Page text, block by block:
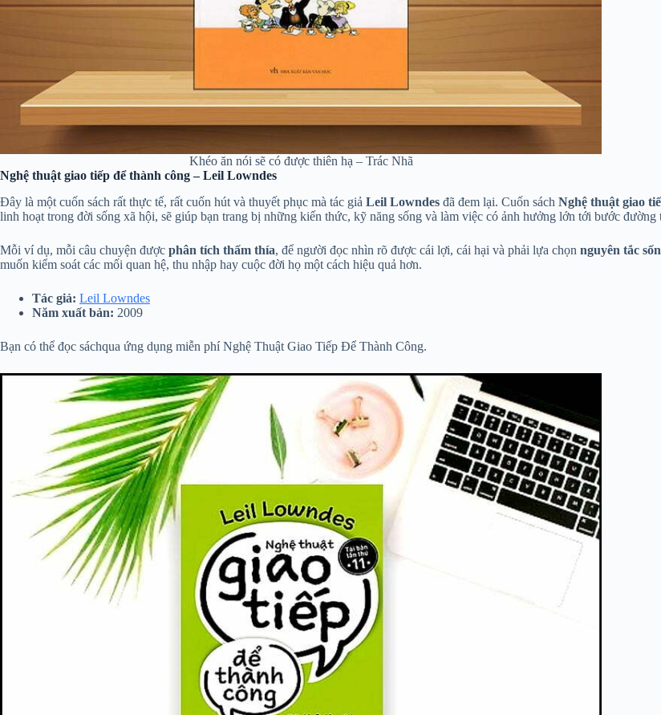
Khéo ăn nói sẽ có được thiên hạ – Trác Nhã
Nghệ thuật giao tiếp để thành công – Leil Lowndes
Đây là một cuốn sách rất thực tế, rất cuốn hút và thuyết phục mà tác giả Leil Lowndes đã đem lại. Cuốn sách Nghệ thuật giao
linh hoạt trong đời sống xã hội, sẽ giúp bạn trang bị những kiến thức, kỹ năng sống và làm việc có ảnh hưởng lớn tới bước đường
Mỗi ví dụ, mỗi câu chuyện được phân tích thấm thía, để người đọc nhìn rõ được cái lợi, cái hại và phải lựa chọn nguyên tắc
muốn kiểm soát các mối quan hệ, thu nhập hay cuộc đời họ một cách hiệu quả hơn.
Tác giả: Leil Lowndes
Năm xuất bản: 2009
Bạn có thể đọc sáchqua ứng dụng miễn phí Nghệ Thuật Giao Tiếp Để Thành Công.